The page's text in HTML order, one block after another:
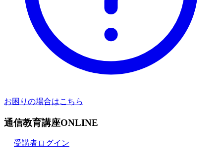
お困りの場合はこちら
通信教育講座ONLINE
受講者ログイン